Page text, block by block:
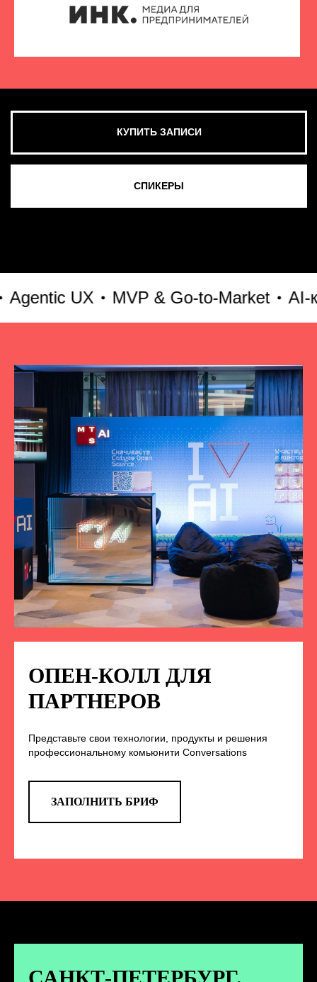
UX MVP & Go-to-Market AI-
ОПЕН-КОЛЛ ДЛЯ
ПАРТНЕРОВ
Представьте свои технологии, продукты и решения
профессиональному комьюнити Conversations
ЗАПОЛНИТЬ БРИФ
СМОТРЕТЬ ВСЕ ФОТО
НА НАС В СОЦСЕТЯХ
TELEGRAM
анонс новых спикеров и другие
новости конференции